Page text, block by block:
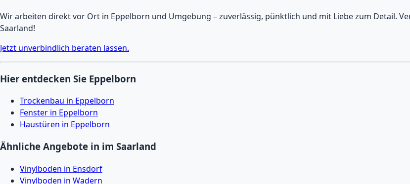
Wir arbeiten direkt vor Ort in Eppelborn und Umgebung – zuverlässig, pünktlich und mit Liebe zum Detail.
Saarland!
Jetzt unverbindlich beraten lassen.
Hier entdecken Sie Eppelborn
Trockenbau in Eppelborn
Fenster in Eppelborn
Haustüren in Eppelborn
Ähnliche Angebote in im Saarland
Vinylboden in Ensdorf
Vinylboden in Wadern